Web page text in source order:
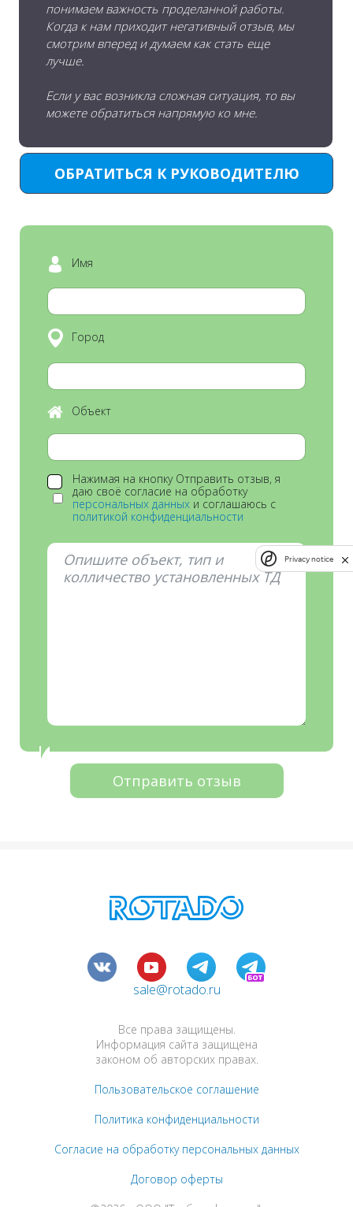
понимаем важность проделанной работы.
Когда к нам приходит негативный отзыв, мы
смотрим вперед и думаем как стать еще
лучше.
Если у вас возникла сложная ситуация, то вы
можете обратиться напрямую ко мне.
ОБРАТИТЬСЯ К РУКОВОДИТЕЛЮ
Имя
Город
Объект
Нажимая на кнопку Отправить отзыв, я
даю своё согласие на обработку
персональных данных и соглашаюсь с
политикой конфиденциальности
sale@rotado.ru
Все права защищены.
Информация сайта защищена
законом об авторских правах.
Пользовательское соглашение
Политика конфиденциальности
Согласие на обработку персональных данных
Договор оферты
Privacy notice